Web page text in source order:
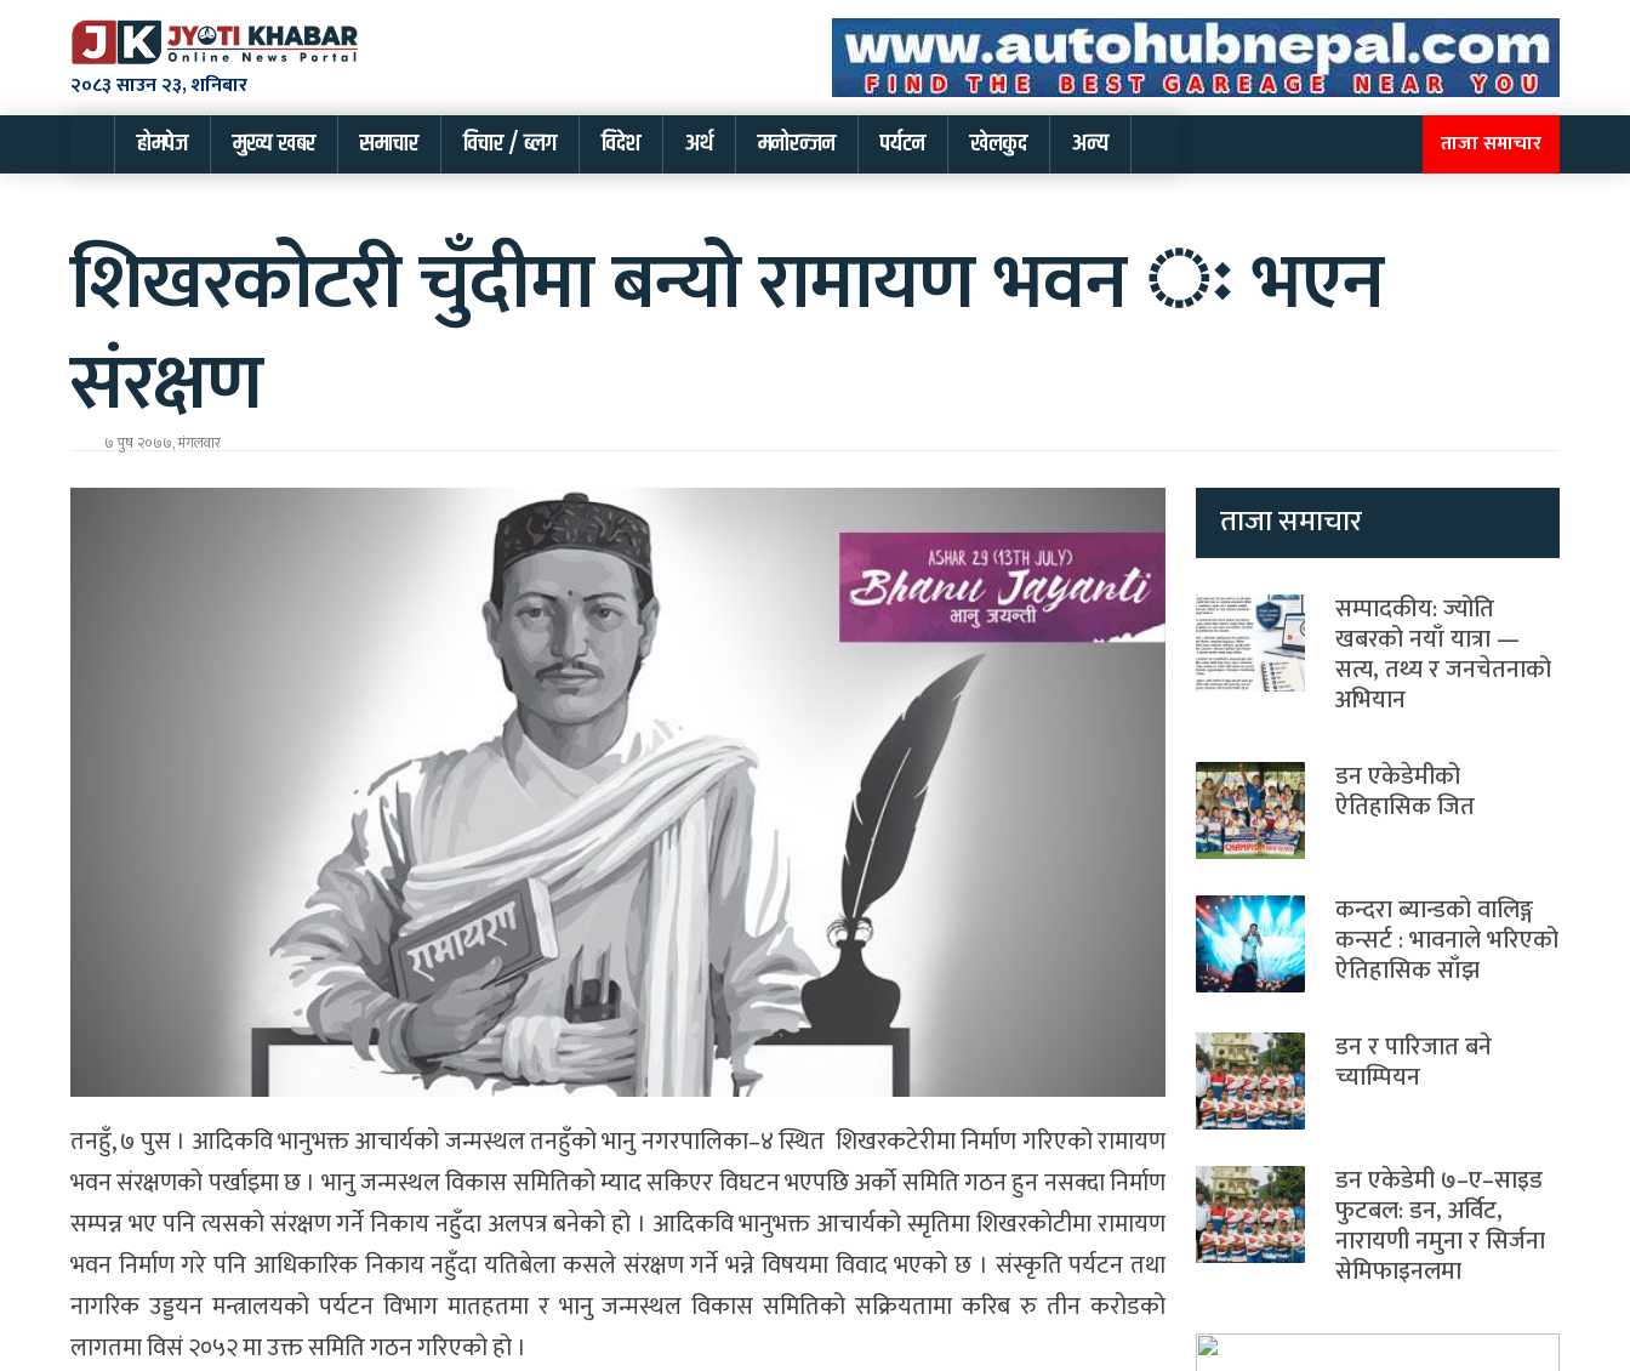
२०८३ साउन २३, शनिबार
होमपेज मुख्य खबर समाचार विचार / ब्लग विदेश अर्थ मनोरन्जन पर्यटन खेलकुद अन्य ताजा समाचार
शिखरकोटरी चुँदीमा बन्यो रामायण भवन ः भएन
संरक्षण
७ पुष २०७७, मंगलवार
तनहुँ, ७ पुस । आदिकवि भानुभक्त आचार्यको जन्मस्थल तनहुँको भानु नगरपालिका–४ स्थित शिखरकटेरीमा निर्माण गरिएको रामायण
भवन संरक्षणको पर्खाइमा छ । भानु जन्मस्थल विकास समितिको म्याद सकिएर विघटन भएपछि अर्को समिति गठन हुन नसक्दा निर्माण
सम्पन्न भए पनि त्यसको संरक्षण गर्ने निकाय नहुँदा अलपत्र बनेको हो । आदिकवि भानुभक्त आचार्यको स्मृतिमा शिखरकोटीमा रामायण
भवन निर्माण गरे पनि आधिकारिक निकाय नहुँदा यतिबेला कसले संरक्षण गर्ने भन्ने विषयमा विवाद भएको छ । संस्कृति पर्यटन तथा
नागरिक उड्डयन मन्त्रालयको पर्यटन विभाग मातहतमा र भानु जन्मस्थल विकास समितिको सक्रियतामा करिब रु तीन करोडको
लागतमा विसं २०५२ मा उक्त समिति गठन गरिएको हो ।
ताजा समाचार
सम्पादकीय: ज्योति
खबरको नयाँ यात्रा —
सत्य, तथ्य र जनचेतनाको
अभियान
डन एकेडेमीको
ऐतिहासिक जित
कन्दरा ब्यान्डको वालिङ्ग
कन्सर्ट : भावनाले भरिएको
ऐतिहासिक साँझ
डन र पारिजात बने
च्याम्पियन
डन एकेडेमी ७–ए–साइड
फुटबल: डन, अर्विट,
नारायणी नमुना र सिर्जना
सेमिफाइनलमा